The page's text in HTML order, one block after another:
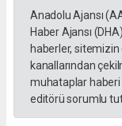
Anadolu Ajansı
Haber Ajansı
haberler,
kanallarından
muhataplar
editörü sorumlu